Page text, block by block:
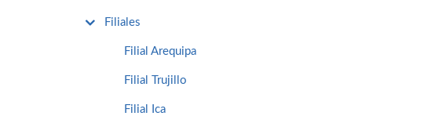
Filiales
Filial Arequipa
Filial Trujillo
Filial Ica